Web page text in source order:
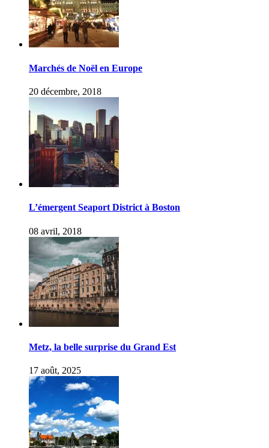
Marchés de Noël en Europe
20 décembre, 2018
L’émergent Seaport District à Boston
08 avril, 2018
Metz, la belle surprise du Grand Est
17 août, 2025